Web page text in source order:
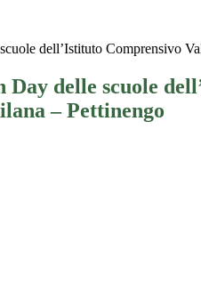
dell’Istituto Comprensivo
Day delle scuole
– Pettinengo